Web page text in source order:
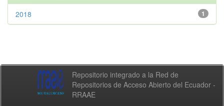
1
2018
Repositorio integrado a la Red de
Repositorios de Acceso Abierto del Ecuador -
RRAAE